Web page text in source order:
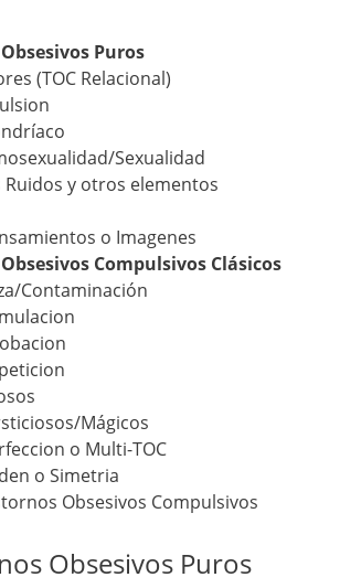
Puros
(TOC Relacional)
Sexualidad
Ruidos y otros elementos
o Imagenes
Compulsivos Clásicos
Contaminación
Mágicos
o Multi-TOC
o Simetria
Obsesivos Compulsivos
Obsesivos Puros